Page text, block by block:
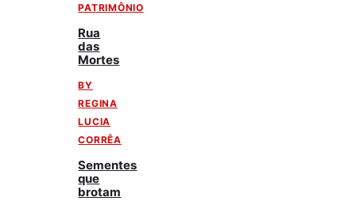
PATRIMÔNIO
Rua
das
Mortes
BY
REGINA
LUCIA
CORRÊA
Sementes
que
brotam